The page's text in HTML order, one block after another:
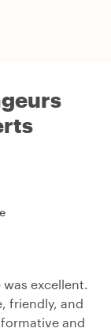
excellent.
friendly, and
and